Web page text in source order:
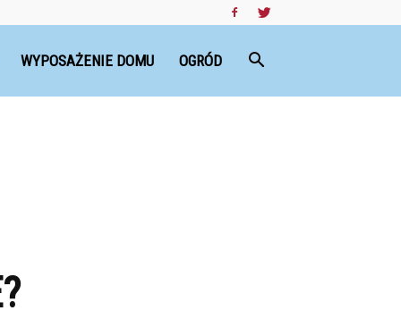
WYPOSAŻENIE DOMU OGRÓD